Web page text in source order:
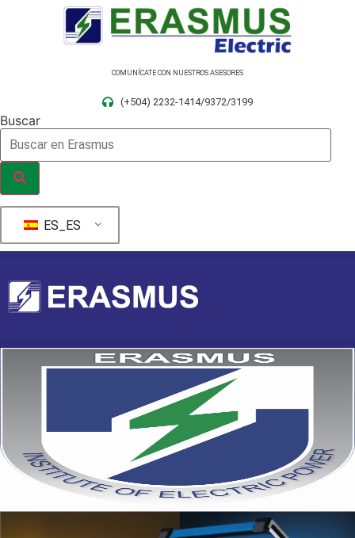
COMUNÍCATE CON NUESTROS ASESORES
(+504) 2232-1414/9372/3199
Buscar
ES_ES